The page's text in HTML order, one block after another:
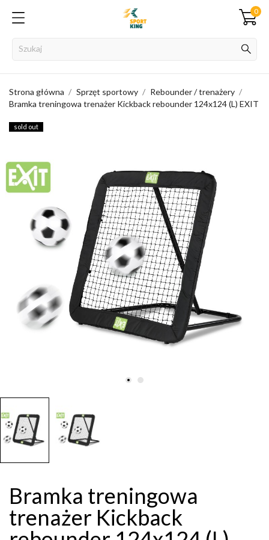
0
Strona główna Sprzęt sportowy
Rebounder / trenażery
Bramka treningowa trenażer Kickback rebounder 124x124 (L) EXIT
sold out
Bramka treningowa
trenażer Kickback